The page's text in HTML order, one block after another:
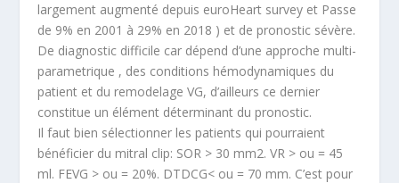
largement augmenté depuis euroHeart survey et Passe
de 9% en 2001 à 29% en 2018 ) et de pronostic sévère.
De diagnostic difficile car dépend d’une approche multi-
parametrique , des conditions hémodynamiques du
patient et du remodelage VG, d’ailleurs ce dernier
constitue un élément déterminant du pronostic.
Il faut bien sélectionner les patients qui pourraient
bénéficier du mitral clip: SOR > 30 mm2. VR > ou = 45
ml. FEVG > ou = 20%. DTDCG< ou = 70 mm. C’est pour